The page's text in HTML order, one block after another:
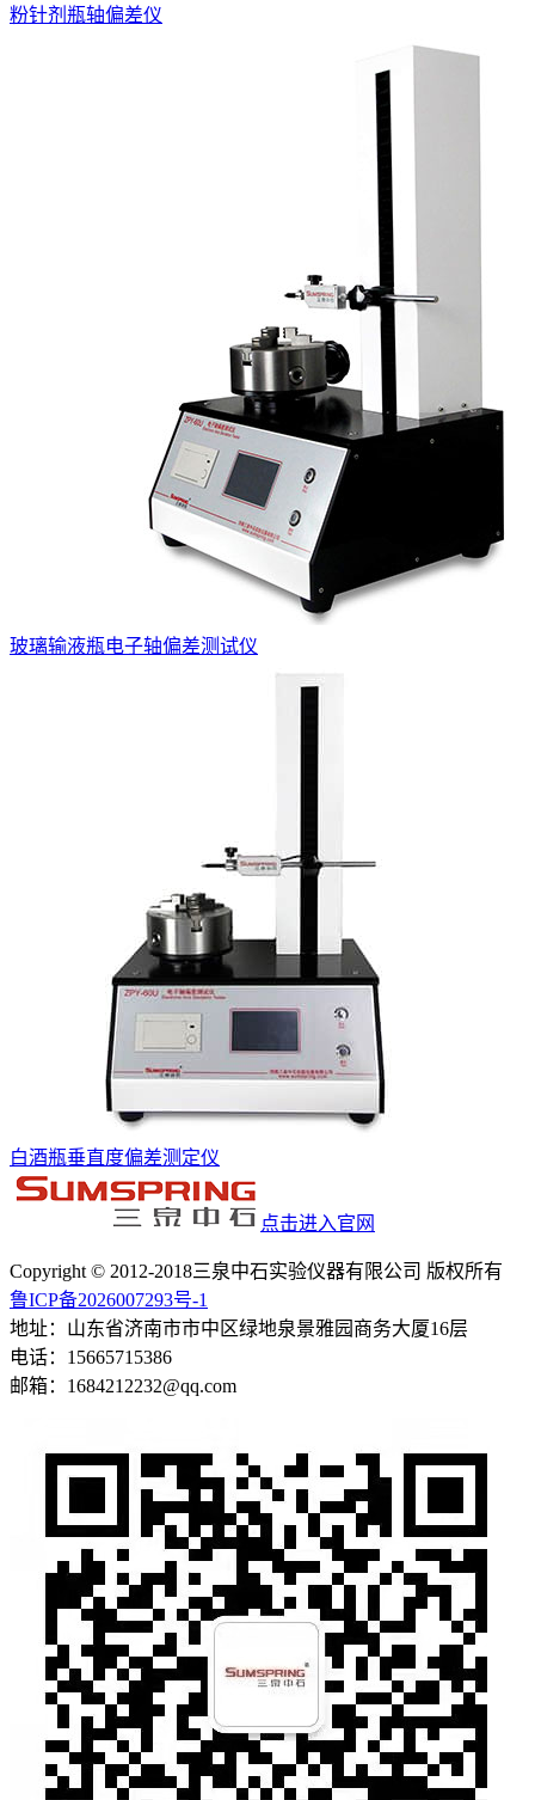
粉针剂瓶轴偏差仪
玻璃输液瓶电子轴偏差测试仪
白酒瓶垂直度偏差测定仪
点击进入官网
Copyright © 2012-2018三泉中石实验仪器有限公司 版权所有
鲁ICP备2026007293号-1
地址：山东省济南市市中区绿地泉景雅园商务大厦16层
电话：15665715386
邮箱：1684212232@qq.com